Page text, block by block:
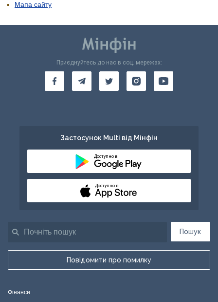
Мапа сайту
Пошук
Повідомити про помилку
Приєднуйтесь до нас в соц. мережах:
Застосунок Multi від Мінфін
Доступно в
Доступно в
Фінанси